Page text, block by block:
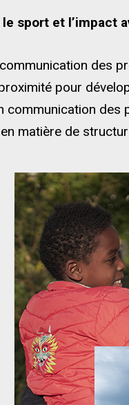
sport et l’impact
des
pour
communication
matière de